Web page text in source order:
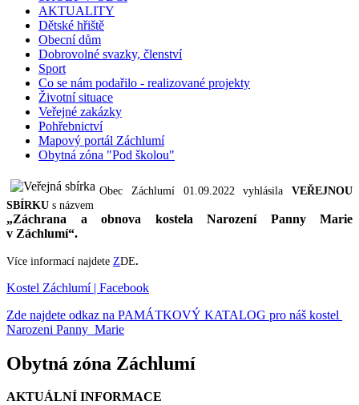
AKTUALITY
Dětské hřiště
Obecní dům
Dobrovolné svazky, členství
Sport
Co se nám podařilo - realizované projekty
Životní situace
Veřejné zakázky
Pohřebnictví
Mapový portál Záchlumí
Obytná zóna "Pod školou"
Obec Záchlumí 01.09.2022 vyhlásila VEŘEJNOU
SBÍRKU s názvem
„Záchrana a obnova kostela Narození Panny Marie
v Záchlumí“.
Více informací najdete ZDE.
Kostel Záchlumí | Facebook
Zde najdete odkaz na PAMÁTKOVÝ KATALOG pro náš kostel
Narozeni Panny Marie
Obytná zóna Záchlumí
AKTUÁLNÍ INFORMACE